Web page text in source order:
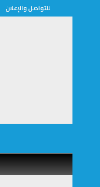
للتواصل والإعلان